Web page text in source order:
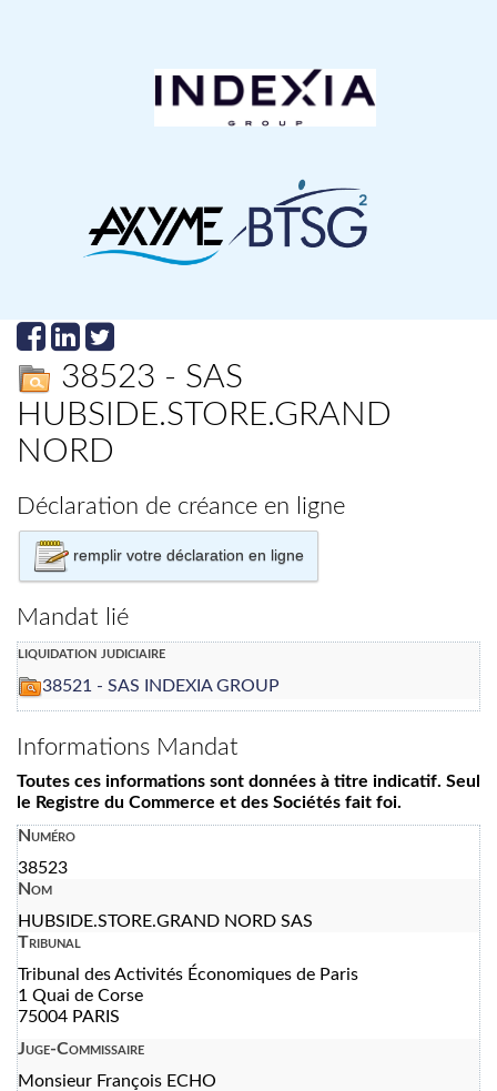
38523 - SAS
HUBSIDE.STORE.GRAND
NORD
Déclaration de créance en ligne
remplir votre déclaration en ligne
Mandat lié
liquidation judiciaire
38521 - SAS INDEXIA GROUP
Informations Mandat
Toutes ces informations sont données à titre indicatif. Seul
le Registre du Commerce et des Sociétés fait foi.
Numéro
38523
Nom
HUBSIDE.STORE.GRAND NORD SAS
Tribunal
Tribunal des Activités Économiques de Paris
1 Quai de Corse
75004 PARIS
Juge-Commissaire
Monsieur François ECHO